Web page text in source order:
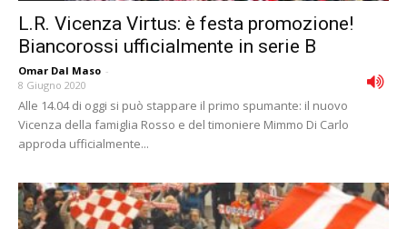
L.R. Vicenza Virtus: è festa promozione!
Biancorossi ufficialmente in serie B
Omar Dal Maso -
8 Giugno 2020
Alle 14.04 di oggi si può stappare il primo spumante: il nuovo
Vicenza della famiglia Rosso e del timoniere Mimmo Di Carlo
approda ufficialmente...